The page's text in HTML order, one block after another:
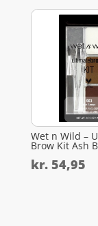
Wet n Wild –
Brow Kit Ash
kr.54,95